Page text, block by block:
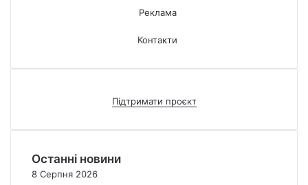
Реклама
Контакти
Підтримати проєкт
Останні новини
8 Серпня 2026